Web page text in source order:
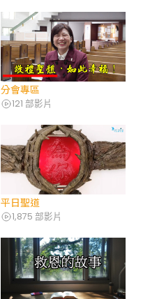
分會專區
121 部影片
平日聖道
1,875 部影片